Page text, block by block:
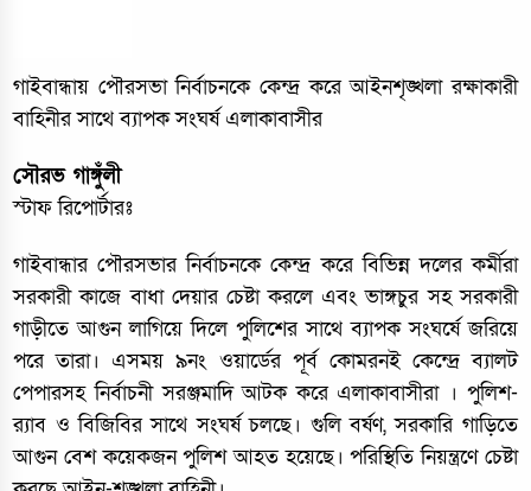
গাইবান্ধায় পৌরসভা নির্বাচনকে কেন্দ্র করে আইনশৃঙ্খলা রক্ষাকারী
বাহিনীর সাথে ব্যাপক সংঘর্ষ এলাকাবাসীর
সৌরভ গাঙ্গুঁলী
স্টাফ রিপোর্টারঃ
গাইবান্ধার পৌরসভার নির্বাচনকে কেন্দ্র করে বিভিন্ন দলের কর্মীরা
সরকারী কাজে বাধা দেয়ার চেষ্টা করলে এবং ভাঙ্গচুর সহ সরকারী
গাড়ীতে আগুন লাগিয়ে দিলে পুলিশের সাথে ব্যাপক সংঘর্ষে জরিয়ে
পরে তারা। এসময় ৯নং ওয়ার্ডের পূর্ব কোমরনই কেন্দ্রে ব্যালট
পেপারসহ নির্বাচনী সরঞ্জমাদি আটক করে এলাকাবাসীরা । পুলিশ-
র‌্যাব ও বিজিবির সাথে সংঘর্ষ চলছে। গুলি বর্ষণ, সরকারি গাড়িতে
আগুন বেশ কয়েকজন পুলিশ আহত হয়েছে। পরিস্থিতি নিয়ন্ত্রণে চেষ্টা